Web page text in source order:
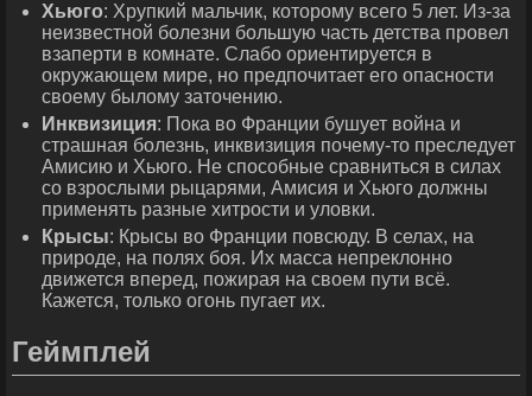
Хьюго: Хрупкий мальчик, которому всего 5 лет. Из-за
неизвестной болезни большую часть детства провел
взаперти в комнате. Слабо ориентируется в
окружающем мире, но предпочитает его опасности
своему былому заточению.
Инквизиция: Пока во Франции бушует война и
страшная болезнь, инквизиция почему-то преследует
Амисию и Хьюго. Не способные сравниться в силах
со взрослыми рыцарями, Амисия и Хьюго должны
применять разные хитрости и уловки.
Крысы: Крысы во Франции повсюду. В селах, на
природе, на полях боя. Их масса непреклонно
движется вперед, пожирая на своем пути всё.
Кажется, только огонь пугает их.
Геймплей